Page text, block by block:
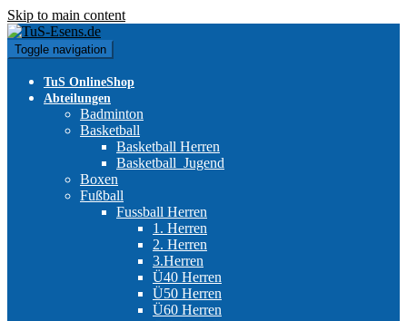
Skip to main content
Toggle navigation
TuS OnlineShop
Abteilungen
Badminton
Basketball
Basketball Herren
Basketball_Jugend
Boxen
Fußball
Fussball Herren
1. Herren
2. Herren
3.Herren
Ü40 Herren
Ü50 Herren
Ü60 Herren